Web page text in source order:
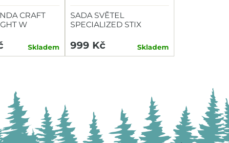
CRAFT
W
Skladem
SADA SVĚTEL
SPECIALIZED STIX
999 Kč Skladem